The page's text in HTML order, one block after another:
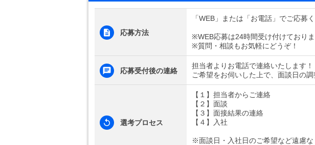
応募方法
「WEB」または「お電話」でご応募
※WEB応募は24時間受け付けておりま
※質問・相談もお気軽にどうぞ！
応募受付後の連絡
担当者よりお電話で連絡いたします！
ご希望をお伺いした上で、面談日の調
選考プロセス
【１】担当者からご連絡
【２】面談
【３】面接結果の連絡
【４】入社
※面談日・入社日のご希望など遠慮な